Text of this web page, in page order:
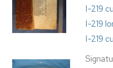
I-219
I-219
I-219